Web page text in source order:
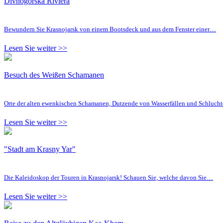
Bewundern Sie Krasnojarsk von einem Bootsdeck und aus dem Fenster einer…
Lesen Sie weiter >>
Besuch des Weißen Schamanen
Orte der alten ewenkischen Schamanen, Dutzende von Wasserfällen und
Lesen Sie weiter >>
"Stadt am Krasny Yar"
Die Kaleidoskop der Touren in Krasnojarsk! Schauen Sie, welche davon Sie…
Lesen Sie weiter >>